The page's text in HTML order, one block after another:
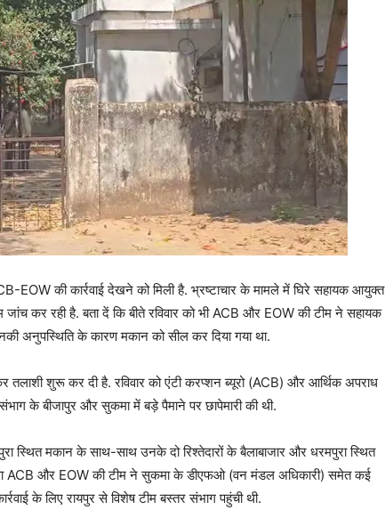
EOW की कार्रवाई देखने को मिली है. भ्रष्टाचार के मामले में घिरे सहायक आयुक्त
कर रही है. बता दें कि बीते रविवार को भी ACB और EOW की टीम ने सहायक
अनुपस्थिति के कारण मकान को सील कर दिया गया था.
शुरू कर दी है. रविवार को एंटी करप्शन ब्यूरो (ACB) और आर्थिक अपराध
के बीजापुर और सुकमा में बड़े पैमाने पर छापेमारी की थी.
मकान के साथ-साथ उनके दो रिश्तेदारों के बैलाबाजार और धरमपुरा स्थित
ACB और EOW की टीम ने सुकमा के डीएफओ (वन मंडल अधिकारी) समेत कई
के लिए रायपुर से विशेष टीम बस्तर संभाग पहुंची थी.